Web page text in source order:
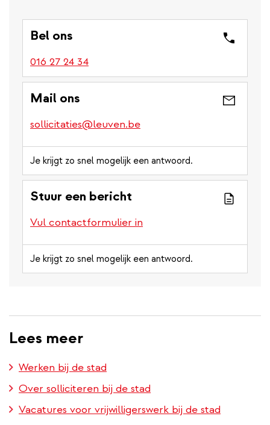
Bel ons
016 27 24 34
Mail ons
sollicitaties@leuven.be
Je krijgt zo snel mogelijk een antwoord.
Stuur een bericht
Vul contactformulier in
Je krijgt zo snel mogelijk een antwoord.
Lees meer
Werken bij de stad
Over solliciteren bij de stad
Vacatures voor vrijwilligerswerk bij de stad